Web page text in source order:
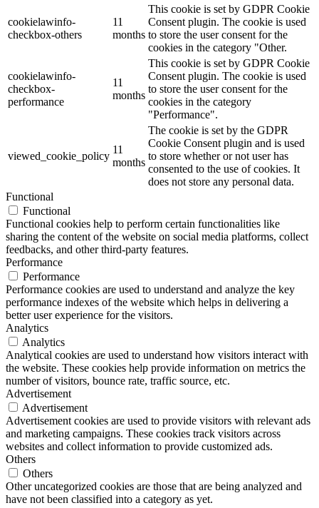
cookielawinfo-
checkbox-others
11
months
This cookie is set by GDPR Cookie
Consent plugin. The cookie is used
to store the user consent for the
cookies in the category "Other.
cookielawinfo-
checkbox-
performance
11
months
This cookie is set by GDPR Cookie
Consent plugin. The cookie is used
to store the user consent for the
cookies in the category
"Performance".
viewed_cookie_policy
11
months
The cookie is set by the GDPR
Cookie Consent plugin and is used
to store whether or not user has
consented to the use of cookies. It
does not store any personal data.
Functional
Functional
Functional cookies help to perform certain functionalities like
sharing the content of the website on social media platforms, collect
feedbacks, and other third-party features.
Performance
Performance
Performance cookies are used to understand and analyze the key
performance indexes of the website which helps in delivering a
better user experience for the visitors.
Analytics
Analytics
Analytical cookies are used to understand how visitors interact with
the website. These cookies help provide information on metrics the
number of visitors, bounce rate, traffic source, etc.
Advertisement
Advertisement
Advertisement cookies are used to provide visitors with relevant ads
and marketing campaigns. These cookies track visitors across
websites and collect information to provide customized ads.
Others
Others
Other uncategorized cookies are those that are being analyzed and
have not been classified into a category as yet.